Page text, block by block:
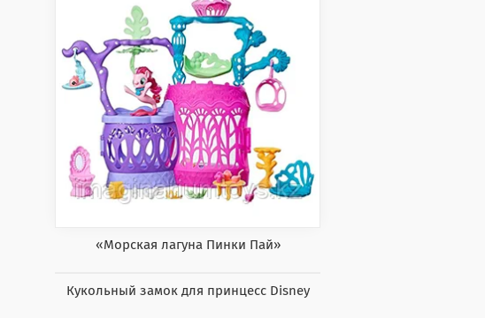
«Морская лагуна Пинки Пай»
Кукольный замок для принцесс Disney